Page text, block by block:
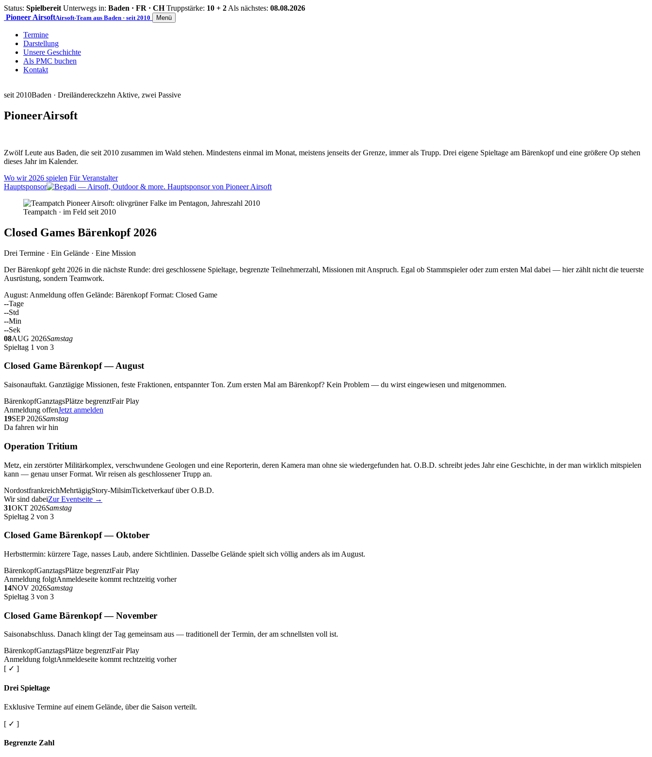
Status: Spielbereit Unterwegs in: Baden · FR · CH Truppstärke: 10 + 2 Als nächstes: 08.08.2026
Pioneer AirsoftAirsoft-Team aus Baden · seit 2010 Menü
Termine
Darstellung
Unsere Geschichte
Als PMC buchen
Kontakt
seit 2010Baden · Dreiländereckzehn Aktive, zwei Passive
PioneerAirsoft
Zwölf Leute aus Baden, die seit 2010 zusammen im Wald stehen. Mindestens einmal im Monat, meistens jenseits der Grenze, immer als Trupp. Drei eigene Spieltage am Bärenkopf und eine größere Op stehen
dieses Jahr im Kalender.
Wo wir 2026 spielen Für Veranstalter
Hauptsponsor
Teampatch · im Feld seit 2010
Closed Games Bärenkopf 2026
Drei Termine · Ein Gelände · Eine Mission
Der Bärenkopf geht 2026 in die nächste Runde: drei geschlossene Spieltage, begrenzte Teilnehmerzahl, Missionen mit Anspruch. Egal ob Stammspieler oder zum ersten Mal dabei — hier zählt nicht die teuerste
Ausrüstung, sondern Teamwork.
August: Anmeldung offen Gelände: Bärenkopf Format: Closed Game
--Tage
--Std
--Min
--Sek
08AUG 2026Samstag
Spieltag 1 von 3
Closed Game Bärenkopf — August
Saisonauftakt. Ganztägige Missionen, feste Fraktionen, entspannter Ton. Zum ersten Mal am Bärenkopf? Kein Problem — du wirst eingewiesen und mitgenommen.
BärenkopfGanztagsPlätze begrenztFair Play
Anmeldung offenJetzt anmelden
19SEP 2026Samstag
Da fahren wir hin
Operation Tritium
Metz, ein zerstörter Militärkomplex, verschwundene Geologen und eine Reporterin, deren Kamera man ohne sie wiedergefunden hat. O.B.D. schreibt jedes Jahr eine Geschichte, in der man wirklich mitspielen
kann — genau unser Format. Wir reisen als geschlossener Trupp an.
NordostfrankreichMehrtägigStory-MilsimTicketverkauf über O.B.D.
Wir sind dabeiZur Eventseite →
31OKT 2026Samstag
Spieltag 2 von 3
Closed Game Bärenkopf — Oktober
Herbsttermin: kürzere Tage, nasses Laub, andere Sichtlinien. Dasselbe Gelände spielt sich völlig anders als im August.
BärenkopfGanztagsPlätze begrenztFair Play
Anmeldung folgtAnmeldeseite kommt rechtzeitig vorher
14NOV 2026Samstag
Spieltag 3 von 3
Closed Game Bärenkopf — November
Saisonabschluss. Danach klingt der Tag gemeinsam aus — traditionell der Termin, der am schnellsten voll ist.
BärenkopfGanztagsPlätze begrenztFair Play
Anmeldung folgtAnmeldeseite kommt rechtzeitig vorher
[ ✓ ]
Drei Spieltage
Exklusive Termine auf einem Gelände, über die Saison verteilt.
[ ✓ ]
Begrenzte Zahl